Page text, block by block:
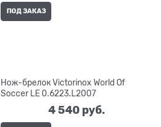
ПОД ЗАКАЗ
Нож-брелок Victorinox World Of
Soccer LE 0.6223.L2007
4 540 руб.